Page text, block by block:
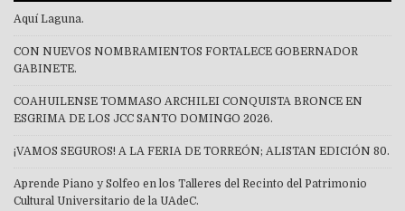
Aquí Laguna.
CON NUEVOS NOMBRAMIENTOS FORTALECE GOBERNADOR
GABINETE.
COAHUILENSE TOMMASO ARCHILEI CONQUISTA BRONCE EN
ESGRIMA DE LOS JCC SANTO DOMINGO 2026.
¡VAMOS SEGUROS! A LA FERIA DE TORREÓN; ALISTAN EDICIÓN 80.
Aprende Piano y Solfeo en los Talleres del Recinto del Patrimonio
Cultural Universitario de la UAdeC.